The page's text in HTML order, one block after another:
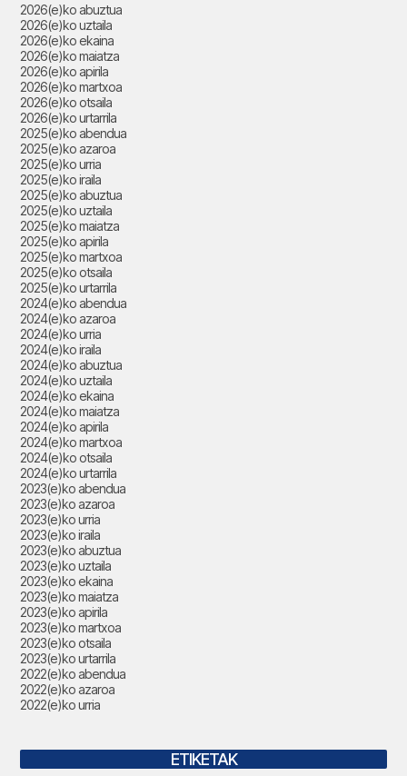
2026(e)ko abuztua
2026(e)ko uztaila
2026(e)ko ekaina
2026(e)ko maiatza
2026(e)ko apirila
2026(e)ko martxoa
2026(e)ko otsaila
2026(e)ko urtarrila
2025(e)ko abendua
2025(e)ko azaroa
2025(e)ko urria
2025(e)ko iraila
2025(e)ko abuztua
2025(e)ko uztaila
2025(e)ko maiatza
2025(e)ko apirila
2025(e)ko martxoa
2025(e)ko otsaila
2025(e)ko urtarrila
2024(e)ko abendua
2024(e)ko azaroa
2024(e)ko urria
2024(e)ko iraila
2024(e)ko abuztua
2024(e)ko uztaila
2024(e)ko ekaina
2024(e)ko maiatza
2024(e)ko apirila
2024(e)ko martxoa
2024(e)ko otsaila
2024(e)ko urtarrila
2023(e)ko abendua
2023(e)ko azaroa
2023(e)ko urria
2023(e)ko iraila
2023(e)ko abuztua
2023(e)ko uztaila
2023(e)ko ekaina
2023(e)ko maiatza
2023(e)ko apirila
2023(e)ko martxoa
2023(e)ko otsaila
2023(e)ko urtarrila
2022(e)ko abendua
2022(e)ko azaroa
2022(e)ko urria
ETIKETAK